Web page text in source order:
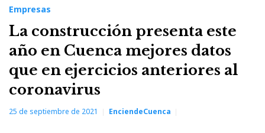
Empresas
La construcción presenta este
año en Cuenca mejores datos
que en ejercicios anteriores al
coronavirus
25 de septiembre de 2021 EnciendeCuenca